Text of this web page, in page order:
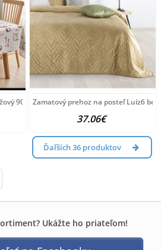
90x90 cm Made in Italy
Zamatový prehoz na posteľ Luiz6
37.06€
Ďaľších 36 produktov
Ukážte ho priateľom!